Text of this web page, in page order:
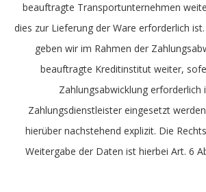
beauftragte Transportunternehmen
dies zur Lieferung der Ware erforderlich
geben wir im Rahmen der
beauftragte Kreditinstitut weiter,
Zahlungsabwicklung erforderlich
Zahlungsdienstleister eingesetzt
hierüber nachstehend explizit. Die
Weitergabe der Daten ist hierbei Art. 6